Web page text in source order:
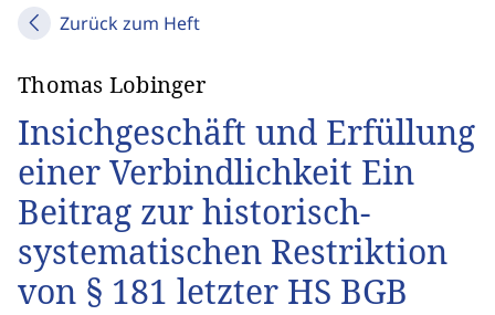
Zurück zum Heft
Thomas Lobinger
Insichgeschäft und Erfüllung
einer Verbindlichkeit Ein
Beitrag zur historisch-
systematischen Restriktion
von § 181 letzter HS BGB